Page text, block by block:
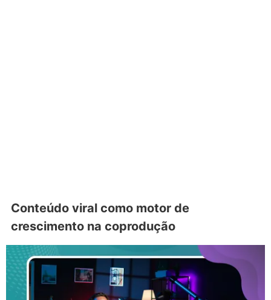
Conteúdo viral como motor de
crescimento na coprodução